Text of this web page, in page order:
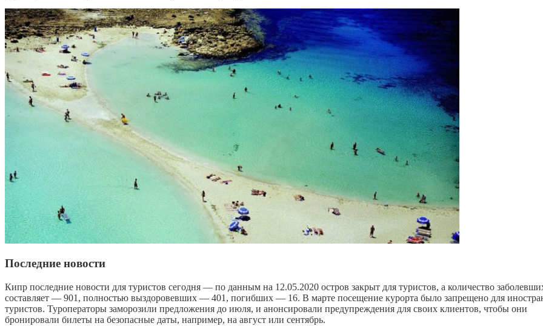
Последние новости
Кипр последние новости для туристов сегодня — по данным на 12.05.2020 остров закрыт для туристов, а количество
составляет — 901, полностью выздоровевших — 401, погибших — 16. В марте посещение курорта было запрещено для
туристов. Туроператоры заморозили предложения до июля, и анонсировали предупреждения для своих клиентов, чтобы они
бронировали билеты на безопасные даты, например, на август или сентябрь.